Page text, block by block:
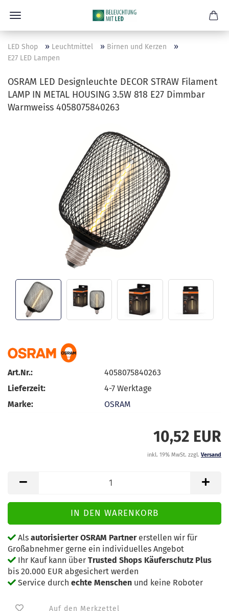
LED Shop » Leuchtmittel » Birnen und Kerzen »
E27 LED Lampen
OSRAM LED Designleuchte DECOR STRAW Filament
LAMP IN METAL HOUSING 3.5W 818 E27 Dimmbar
Warmweiss 4058075840263
Art.Nr.:
4058075840263
Lieferzeit:
4-7 Werktage
Marke:
OSRAM
10,52 EUR
inkl. 19% MwSt. zzgl. Versand
Als autorisierter OSRAM Partnererstellen wir für
Großabnehmer gerne ein individuelles Angebot
Ihr Kauf kann über Trusted Shops Käuferschutz Plus
bis 20.000 EUR abgesichert werden
Service durch echte Menschen und keine Roboter
Auf den Merkzettel